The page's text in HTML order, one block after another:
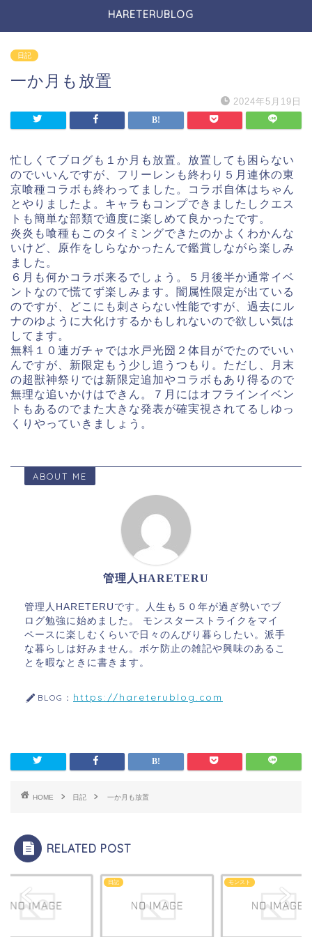
HARETERUBLOG
日記
一か月も放置
2024年5月19日
忙しくてブログも１か月も放置。放置しても困らない
のでいいんですが、フリーレンも終わり５月連休の東
京喰種コラボも終わってました。コラボ自体はちゃん
とやりましたよ。キャラもコンプできましたしクエス
トも簡単な部類で適度に楽しめて良かったです。
炎炎も喰種もこのタイミングできたのかよくわかんな
いけど、原作をしらなかったんで鑑賞しながら楽しみ
ました。
６月も何かコラボ来るでしょう。５月後半か通常イベ
ントなので慌てず楽しみます。闇属性限定が出ている
のですが、どこにも刺さらない性能ですが、過去にル
ナのゆように大化けするかもしれないので欲しい気は
してます。
無料１０連ガチャでは水戸光圀２体目がでたのでいい
んですが、新限定もう少し追うつもり。ただし、月末
の超獣神祭りでは新限定追加やコラボもあり得るので
無理な追いかけはできん。７月にはオフラインイベン
トもあるのでまた大きな発表が確実視されてるしゆっ
くりやっていきましょう。
ABOUT ME
管理人HARETERU
管理人HARETERUです。人生も５０年が過ぎ勢いでブ
ログ勉強に始めました。 モンスターストライクをマイ
ペースに楽しむくらいで日々のんびり暮らしたい。派手
な暮らしは好みません。ボケ防止の雑記や興味のあるこ
とを暇なときに書きます。
BLOG： https://hareterublog.com
HOME 日記 一か月も放置
RELATED POST
日記 モンスト